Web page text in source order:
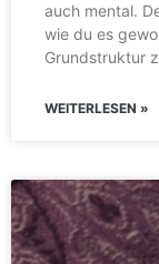
auch mental.
wie du es
Grundstruktur
WEITERLESEN »